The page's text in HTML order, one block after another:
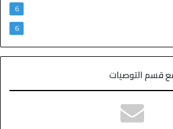
6
6
قسم التوصيات